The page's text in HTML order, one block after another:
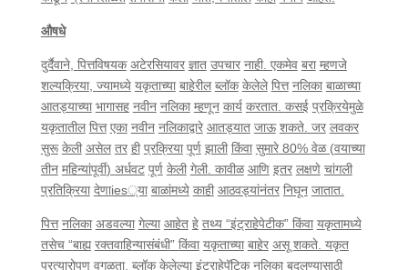
औषधे
दुर्दैवाने, पित्तविषयक अटेरसियावर ज्ञात उपचार नाही. एकमेव बरा म्हणजे
शल्यक्रिया, ज्यामध्ये यकृताच्या बाहेरील ब्लॉक केलेले पित्त नलिका बाळाच्या
आतड्याच्या भागासह नवीन नलिका म्हणून कार्य करतात. कसई प्रक्रियेमुळे
यकृतातील पित्त एका नवीन नलिकाद्वारे आतड्यात जाऊ शकते. जर लवकर
सुरू केली असेल तर ही प्रक्रिया पूर्ण झाली किंवा सुमारे80% वेळ(वयाच्या
तीन महिन्यांपूर्वी) अर्धवट पूर्ण केली गेली. कावीळ आणि इतर लक्षणे चांगली
प्रतिक्रिया देणाies्या बाळांमध्ये काही आठवड्यांनंतर निघून जातात.
पित्त नलिका अडवल्या गेल्या आहेत हे तथ्य“इंट्राहेपेटीक” किंवा यकृतामध्ये
तसेच“बाह्य रक्तवाहिन्यासंबंधी” किंवा यकृताच्या बाहेर असू शकते. यकृत
प्रत्यारोपण वगळता, ब्लॉक केलेल्या इंट्राहेपॅटिक नलिका बदलण्यासाठी